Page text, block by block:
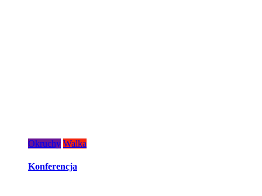
Okruchy Walka
Konferencja